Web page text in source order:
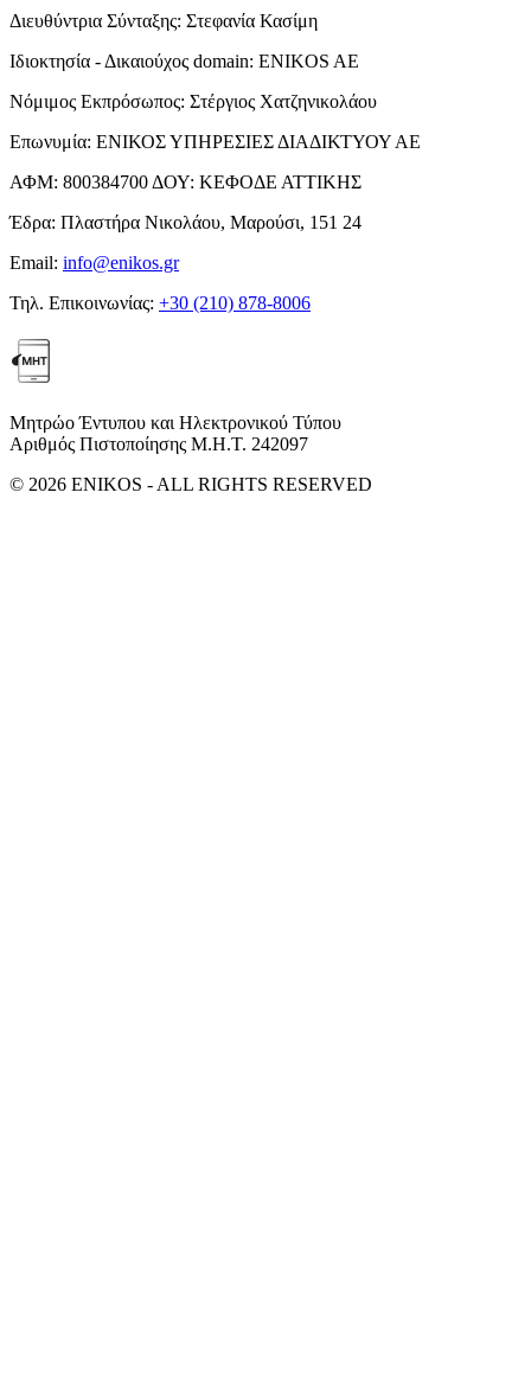
Διευθύντρια Σύνταξης: Στεφανία Κασίμη
Ιδιοκτησία - Δικαιούχος domain: ENIKOS AE
Νόμιμος Εκπρόσωπος: Στέργιος Χατζηνικολάου
Επωνυμία: ΕΝΙΚΟΣ ΥΠΗΡΕΣΙΕΣ ΔΙΑΔΙΚΤΥΟΥ ΑΕ
ΑΦΜ: 800384700 ΔΟΥ: ΚΕΦΟΔΕ ΑΤΤΙΚΗΣ
Έδρα: Πλαστήρα Νικολάου, Μαρούσι, 151 24
Email: info@enikos.gr
Τηλ. Επικοινωνίας: +30 (210) 878-8006
Μητρώο Έντυπου και Ηλεκτρονικού Τύπου
Αριθμός Πιστοποίησης Μ.Η.Τ. 242097
© 2026 ENIKOS - ALL RIGHTS RESERVED